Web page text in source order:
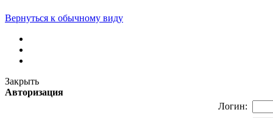
Вернуться к обычному виду
Закрыть
Авторизация
Логин: